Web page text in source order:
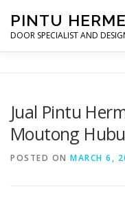
content
PINTU
DOOR SPECIALIST AND
PROFILE KONTAK
Jual Pintu
Moutong
POSTED ON MARCH 6,